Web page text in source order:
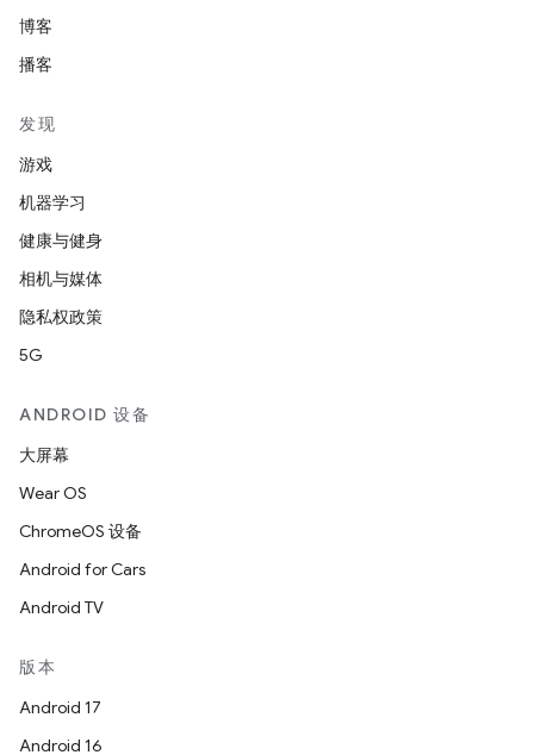
博客
播客
发现
游戏
机器学习
健康与健身
相机与媒体
隐私权政策
5G
ANDROID 设备
大屏幕
Wear OS
ChromeOS 设备
Android for Cars
Android TV
版本
Android 17
Android 16